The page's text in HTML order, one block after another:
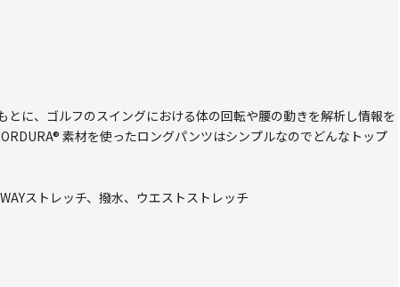
に、ゴルフのスイングにおける体の回転や腰の動きを解析し情報を
素材を使ったロングパンツはシンプルなのでどんなトップ
ストレッチ、撥水、ウエストストレッチ